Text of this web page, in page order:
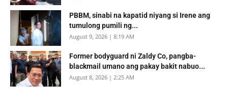
PBBM, sinabi na kapatid niyang si Irene ang
tumulong pumili ng...
August 9, 2026 | 8:19 AM
Former bodyguard ni Zaldy Co, pangba-
blackmail umano ang pakay bakit nabuo...
August 8, 2026 | 2:25 AM